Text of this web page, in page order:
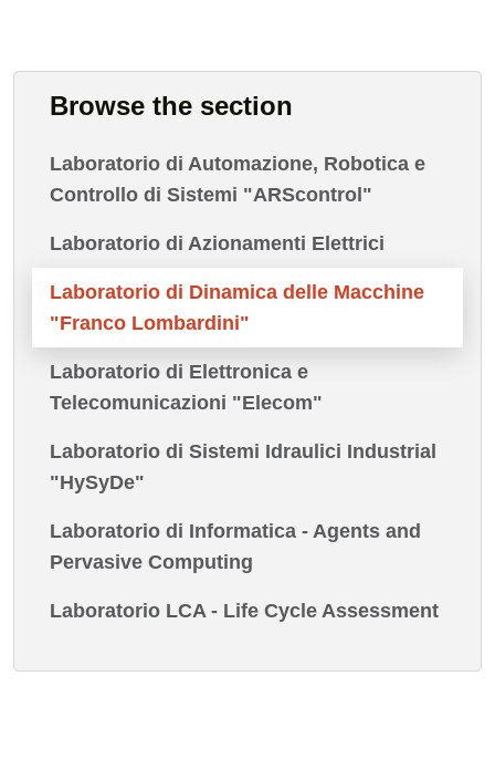
Browse the section
Laboratorio di Automazione, Robotica e
Controllo di Sistemi "ARScontrol"
Laboratorio di Azionamenti Elettrici
Laboratorio di Dinamica delle Macchine
"Franco Lombardini"
Laboratorio di Elettronica e
Telecomunicazioni "Elecom"
Laboratorio di Sistemi Idraulici Industrial
"HySyDe"
Laboratorio di Informatica - Agents and
Pervasive Computing
Laboratorio LCA - Life Cycle Assessment